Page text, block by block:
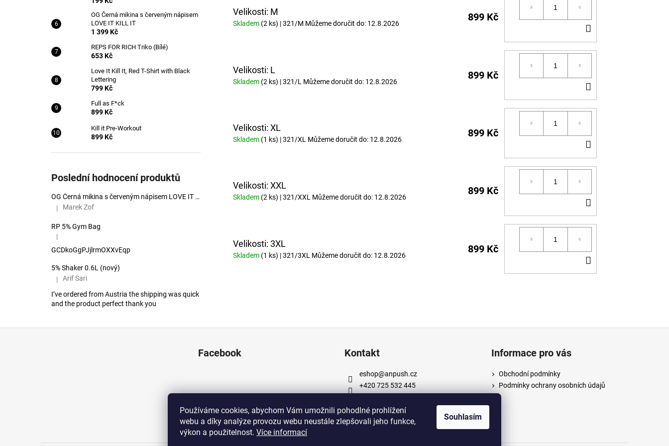
Používáme cookies, abychom Vám umožnili pohodlné prohlížení
webu a díky analýze provozu webu neustále zlepšovali jeho funkce,
výkon a použitelnost. Více informací
Souhlasím
OG Černá mikina s červeným nápisem
LOVE IT KILL IT
1 399 Kč
REPS FOR RICH Triko (Bílé)
653 Kč
Love It Kill It, Red T-Shirt with Black
Lettering
799 Kč
Full as F*ck
899 Kč
Kill it Pre-Workout
899 Kč
Poslední hodnocení produktů
OG Černá mikina s červeným nápisem LOVE IT KILL IT
Hodnocení produktu je 5 z 5 hvězdiček.
| Marek Zof
RP 5% Gym Bag
Hodnocení produktu je 5 z 5 hvězdiček.
|
GCDkoGgPJjlrmOXXvEqp
5% Shaker 0.6L (nový)
Hodnocení produktu je 5 z 5 hvězdiček.
|
Arif Sari
I’ve ordered from Austria the shipping was quick
and the product perfect thank you
Velikosti: M
Skladem (2 ks) | 321/M Můžeme doručit do: 12.8.2026
899 Kč
KOŠÍKU
Velikosti: L
Skladem (2 ks) | 321/L Můžeme doručit do: 12.8.2026
899 Kč
KOŠÍKU
Velikosti: XL
Skladem (1 ks) | 321/XL Můžeme doručit do: 12.8.2026
899 Kč
KOŠÍKU
Velikosti: XXL
Skladem (2 ks) | 321/XXL Můžeme doručit do: 12.8.2026
899 Kč
KOŠÍKU
Velikosti: 3XL
Skladem (1 ks) | 321/3XL Můžeme doručit do: 12.8.2026
899 Kč
KOŠÍKU
Facebook Kontakt
eshop@anpush.cz
+420 725 532 445
cz
https://www.instagram.com/anpus
h_5percent/
Informace pro vás
Obchodní podmínky
Podmínky ochrany osobních údajů